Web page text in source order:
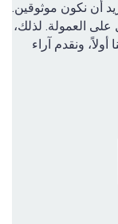
أن نكون موثوقين.
على العمولة. لذلك،
أولاً، ونقدم آراء